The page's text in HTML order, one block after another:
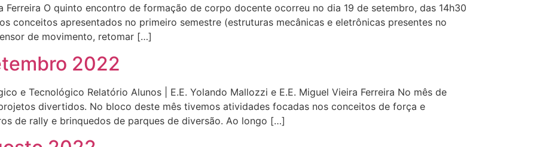
Ferreira O quinto encontro de formação de corpo docente ocorreu no dia 19 de setembro, das 14h30
conceitos apresentados no primeiro semestre (estruturas mecânicas e eletrônicas presentes no
de movimento, retomar […]
2022
e Tecnológico Relatório Alunos | E.E. Yolando Mallozzi e E.E. Miguel Vieira Ferreira No mês de
divertidos. No bloco deste mês tivemos atividades focadas nos conceitos de força e
de rally e brinquedos de parques de diversão. Ao longo […]